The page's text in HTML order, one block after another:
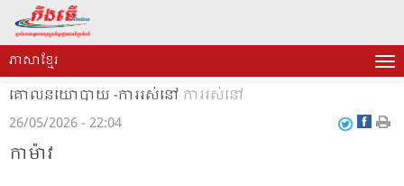
ភាសាខ្មែរ
គោលនយោបាយ -ការរស់នៅ ការរស់នៅ
26/05/2026 - 22:04
កា​ម៉ាវ